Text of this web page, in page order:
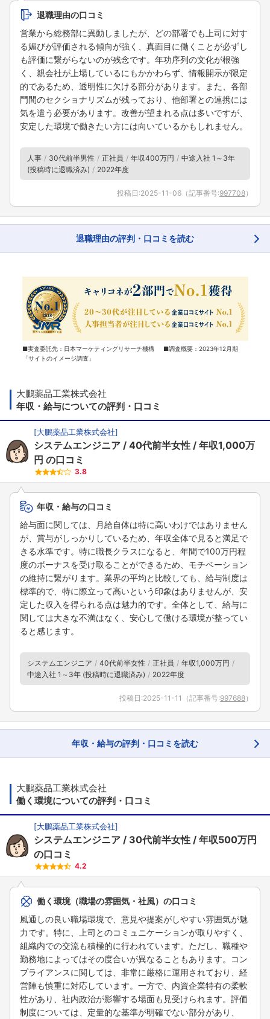
退職理由の口コミ
営業から総務部に異動しましたが、どの部署でも上司に対す
る媚びが評価される傾向が強く、真面目に働くことが必ずし
も評価に繋がらないのが残念です。年功序列の文化が根強
く、親会社が上場しているにもかかわらず、情報開示が限定
的であるため、透明性に欠ける部分があります。また、各部
門間のセクショナリズムが残っており、他部署との連携には
気を遣う必要があります。改善が望まれる点は多いですが、
安定した環境で働きたい方には向いているかもしれません。
人事 30代前半男性 正社員 年収400万円
中途入社 1～3年
(投稿時に退職済み)
2022年度
投稿日:2025-11-06 （記事番号:997708）
退職理由の評判・口コミを読む
■実査委託先：日本マーケティングリサーチ機構 ■調査概要：2023年12月期
「サイトのイメージ調査」
大鵬薬品工業株式会社
年収・給与についての評判・口コミ
[大鵬薬品工業株式会社]
システムエンジニア 40代前半女性
年収1,000万
円 の口コミ
3.8
年収・給与の口コミ
給与面に関しては、月給自体は特に高いわけではありません
が、賞与がしっかりしているため、年収全体で見ると満足で
きる水準です。特に職長クラスになると、年間で100万円程
度のボーナスを受け取ることができるため、モチベーション
の維持に繋がります。業界の平均と比較しても、給与制度は
標準的で、特に際立って高いという印象はありませんが、安
定した収入を得られる点は魅力的です。全体として、給与に
関しては大きな不満はなく、安心して働ける環境が整ってい
ると感じます。
システムエンジニア 40代前半女性 正社員
年収1,000万円
中途入社 1～3年 (投稿時に退職済み)
2022年度
投稿日:2025-11-11 （記事番号:997688）
年収・給与の評判・口コミを読む
大鵬薬品工業株式会社
働く環境についての評判・口コミ
[大鵬薬品工業株式会社]
システムエンジニア 30代前半女性
年収500万円
の口コミ
4.2
働く環境（職場の雰囲気・社風）の口コミ
風通しの良い職場環境で、意見や提案がしやすい雰囲気が魅
力です。特に、上司とのコミュニケーションが取りやすく、
組織内での交流も積極的に行われています。ただし、職種や
勤務地によってはその度合いが異なることもあります。コン
プライアンスに関しては、非常に厳格に運用されており、経
営陣も慎重に対応しています。一方で、内資企業特有の柔軟
性があり、社内政治が影響する場面も見受けられます。評価
制度については、定量的な基準が明確でない部分があり、